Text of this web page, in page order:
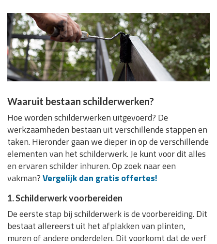
Waaruit bestaan schilderwerken?
Hoe worden schilderwerken uitgevoerd? De
werkzaamheden bestaan uit verschillende stappen en
taken. Hieronder gaan we dieper in op de verschillende
elementen van het schilderwerk. Je kunt voor dit alles
en ervaren schilder inhuren. Op zoek naar een
vakman?Vergelijk dan gratis offertes!
1. Schilderwerk voorbereiden
De eerste stap bij schilderwerk is de voorbereiding. Dit
bestaat allereerst uit het afplakken van plinten,
muren of andere onderdelen. Dit voorkomt dat de verf